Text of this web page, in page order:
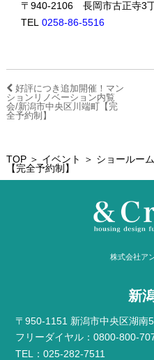
〒940-2106 長岡市古正寺3
TEL0258-86-5516
好評につき追加開催！マン
ションリノベーション内覧
会/新潟市中央区川端町【完
全予約制】
TOP＞ イベント
＞ ショールー
【完全予約制】
株式会社ア
新
〒950-1151 新潟市中央区湖南
フリーダイヤル：0800-800-
TEL：025-282-7511